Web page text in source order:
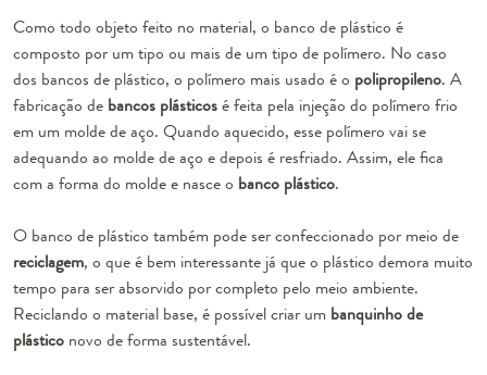
Como todo objeto feito no material, o banco de plástico é
composto por um tipo ou mais de um tipo de polímero. No caso
dos bancos de plástico, o polímero mais usado é o polipropileno. A
fabricação de bancos plásticosé feita pela injeção do polímero frio
em um molde de aço. Quando aquecido, esse polímero vai se
adequando ao molde de aço e depois é resfriado. Assim, ele fica
com a forma do molde e nasce o banco plástico.
O banco de plástico também pode ser confeccionado por meio de
reciclagem, o que é bem interessante já que o plástico demora muito
tempo para ser absorvido por completo pelo meio ambiente.
Reciclando o material base, é possível criar um banquinho de
plástico novo de forma sustentável.